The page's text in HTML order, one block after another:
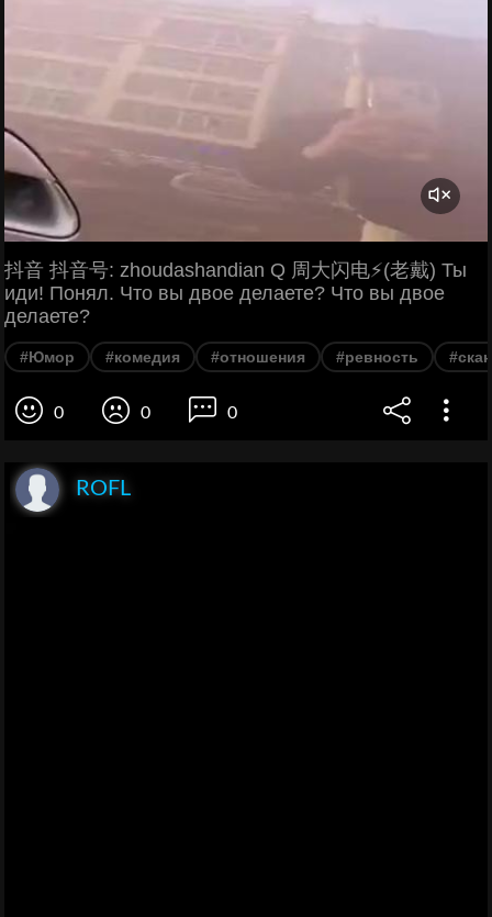
抖音 抖音号: zhoudashandian Q 周大闪电⚡(老戴) Ты
иди! Понял. Что вы двое делаете? Что вы двое
делаете?
#Юмор #комедия #отношения #ревность
0 0 0
ROFL